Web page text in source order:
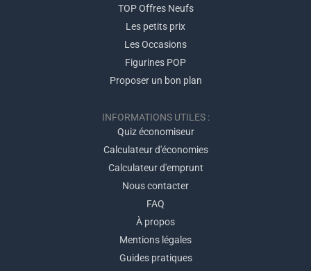
TOP Offres Neufs
Les petits prix
Les Occasions
Figurines POP
Proposer un bon plan
INFORMATIONS UTILES :
Quiz économiseur
Calculateur d'économies
Calculateur d'emprunt
Nous contacter
FAQ
À propos
Mentions légales
Guides pratiques